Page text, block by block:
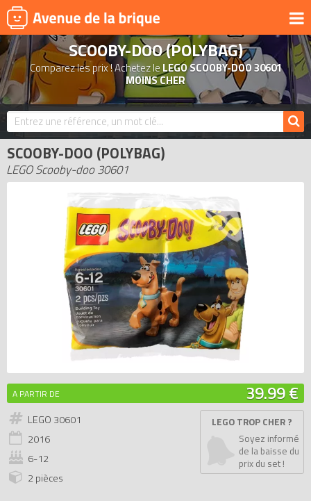
UNIVERS
PRODUITS DÉRIVÉS
NOUVEAUTÉS
LEGO 2026
BONS PLANS
ACTUALITÉS
ASSOCIATIONS DE FANS
EXPOSITIONS LEGO
LEGO LES PLUS CHERS
DERNIERS LEGO AJOUTÉS
SCOOBY-DOO (POLYBAG)
Comparez les prix ! Achetez le LEGO SCOOBY-DOO 30601
MOINS CHER
SCOOBY-DOO (POLYBAG)
LEGO Scooby-doo 30601
A PARTIR DE 39.99 €
LEGO 30601
2016
6-12
2 pièces
LEGO TROP CHER ?
Soyez informé
de la baisse du
prix du set !